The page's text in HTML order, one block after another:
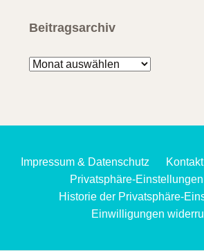
Beitragsarchiv
Beitragsarchiv
Impressum & Datenschutz
Privatsphäre-
Historie der Privatsphäre-
Einwilligungen